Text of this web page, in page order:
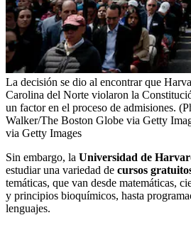
La decisión se dio al encontrar que
Carolina del Norte violaron la
un factor en el proceso de admisiones.
Walker/The Boston Globe via Getty
via Getty Images
Sin embargo, la Universidad de
estudiar una variedad de cursos
temáticas, que van desde matemáticas,
y principios bioquímicos, hasta
lenguajes.